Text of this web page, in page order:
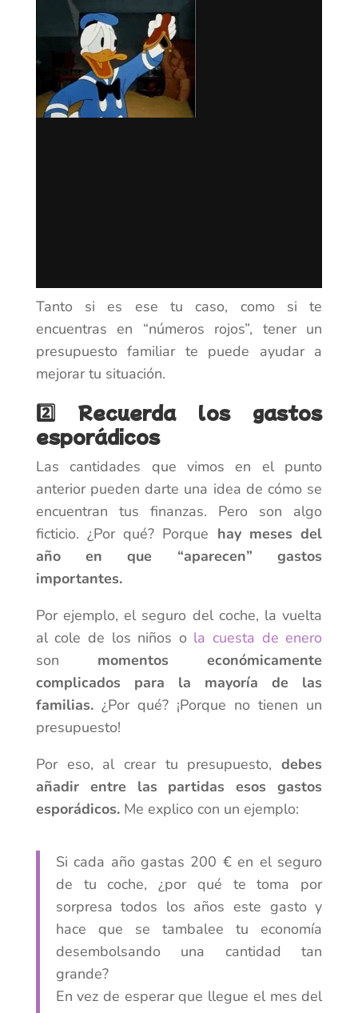
Tanto si es ese tu caso, como si te
encuentras en “números rojos”, tener un
presupuesto familiar te puede ayudar a
mejorar tu situación.
2️⃣ Recuerda los gastos
esporádicos
Las cantidades que vimos en el punto
anterior pueden darte una idea de cómo se
encuentran tus finanzas. Pero son algo
ficticio. ¿Por qué? Porque hay meses del
año en que “aparecen” gastos
importantes.
Por ejemplo, el seguro del coche, la vuelta
al cole de los niños o la cuesta de enero
son momentos económicamente
complicados para la mayoría de las
familias.¿Por qué? ¡Porque no tienen un
presupuesto!
Por eso, al crear tu presupuesto,debes
añadir entre las partidas esos gastos
esporádicos. Me explico con un ejemplo:
Si cada año gastas 200 € en el seguro
de tu coche, ¿por qué te toma por
sorpresa todos los años este gasto y
hace que se tambalee tu economía
desembolsando una cantidad tan
grande?
En vez de esperar que llegue el mes del